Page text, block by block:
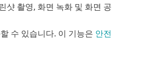
샷 촬영, 화면 녹화 및 화면 공
수 있습니다. 이 기능은 안전